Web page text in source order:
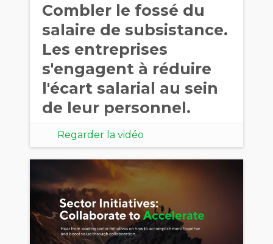
Combler le fossé du
salaire de subsistance.
Les entreprises
s'engagent à réduire
l'écart salarial au sein
de leur personnel.
Regarder la vidéo